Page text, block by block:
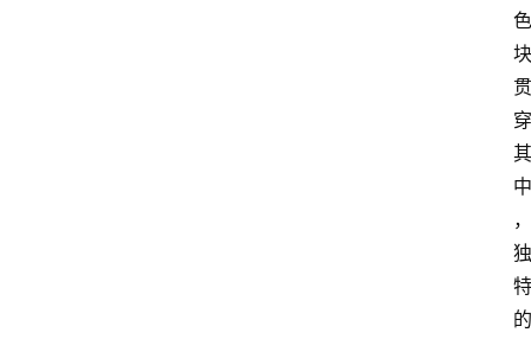
色
块
贯
穿
其
中
，
独
特
的